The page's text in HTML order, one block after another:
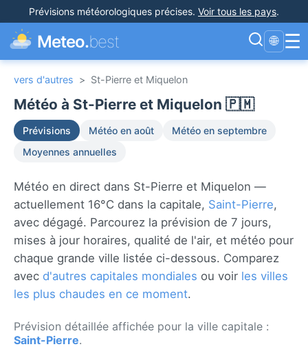
Prévisions météorologiques précises. Voir tous les pays.
Meteo.best 🌐 ☰
vers d'autres > St-Pierre et Miquelon
Météo à St-Pierre et Miquelon 🇵🇲
Prévisions Météo en août
Météo en septembre
Moyennes annuelles
Météo en direct dans St-Pierre et Miquelon —
actuellement 16°C dans la capitale, Saint-Pierre,
avec dégagé. Parcourez la prévision de 7 jours,
mises à jour horaires, qualité de l'air, et météo pour
chaque grande ville listée ci-dessous. Comparez
avec d'autres capitales mondiales ou voir les villes
les plus chaudes en ce moment.
Prévision détaillée affichée pour la ville capitale :
Saint-Pierre.